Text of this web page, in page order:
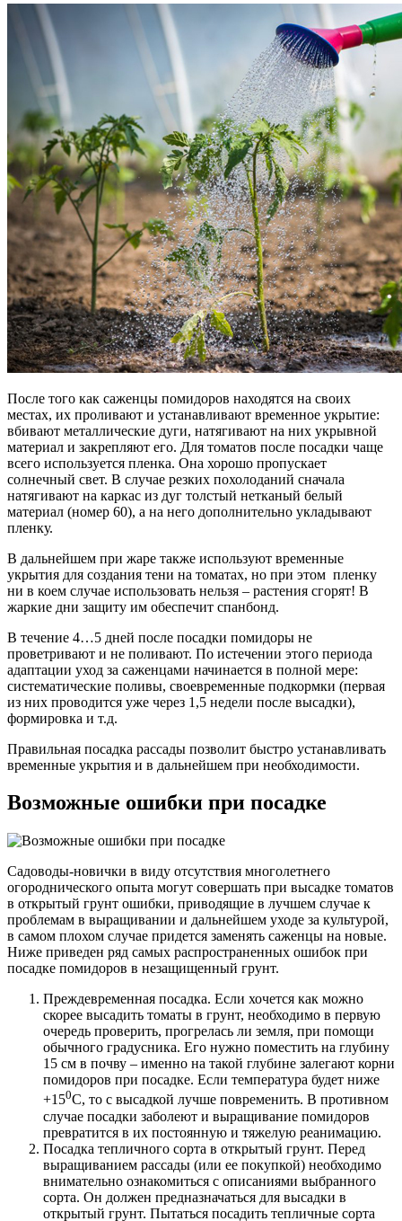
После того как саженцы помидоров находятся на своих
местах, их проливают и устанавливают временное укрытие:
вбивают металлические дуги, натягивают на них укрывной
материал и закрепляют его. Для томатов после посадки чаще
всего используется пленка. Она хорошо пропускает
солнечный свет. В случае резких похолоданий сначала
натягивают на каркас из дуг толстый нетканый белый
материал (номер 60), а на него дополнительно укладывают
пленку.
В дальнейшем при жаре также используют временные
укрытия для создания тени на томатах, но при этом пленку
ни в коем случае использовать нельзя – растения сгорят! В
жаркие дни защиту им обеспечит спанбонд.
В течение 4…5 дней после посадки помидоры не
проветривают и не поливают. По истечении этого периода
адаптации уход за саженцами начинается в полной мере:
систематические поливы, своевременные подкормки (первая
из них проводится уже через 1,5 недели после высадки),
формировка и т.д.
Правильная посадка рассады позволит быстро устанавливать
временные укрытия и в дальнейшем при необходимости.
Возможные ошибки при посадке
Садоводы-новички в виду отсутствия многолетнего
огороднического опыта могут совершать при высадке томатов
в открытый грунт ошибки, приводящие в лучшем случае к
проблемам в выращивании и дальнейшем уходе за культурой,
в самом плохом случае придется заменять саженцы на новые.
Ниже приведен ряд самых распространенных ошибок при
посадке помидоров в незащищенный грунт.
Преждевременная посадка. Если хочется как можно
скорее высадить томаты в грунт, необходимо в первую
очередь проверить, прогрелась ли земля, при помощи
обычного градусника. Его нужно поместить на глубину
15 см в почву – именно на такой глубине залегают корни
помидоров при посадке. Если температура будет ниже
+150С, то с высадкой лучше повременить. В противном
случае посадки заболеют и выращивание помидоров
превратится в их постоянную и тяжелую реанимацию.
Посадка тепличного сорта в открытый грунт. Перед
выращиванием рассады (или ее покупкой) необходимо
внимательно ознакомиться с описаниями выбранного
сорта. Он должен предназначаться для высадки в
открытый грунт. Пытаться посадить тепличные сорта